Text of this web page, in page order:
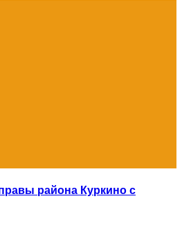
района Куркино с